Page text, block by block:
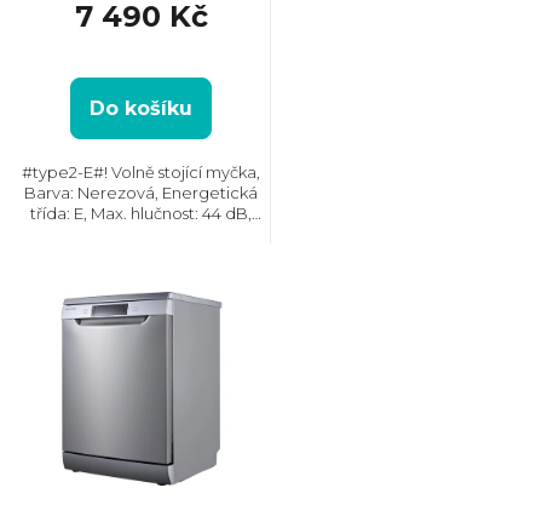
k
t
7 490 Kč
Do košíku
#type2-E#! Volně stojící myčka,
Barva: Nerezová, Energetická
třída: E, Max. hlučnost: 44 dB,
cyklus: 10 l,...